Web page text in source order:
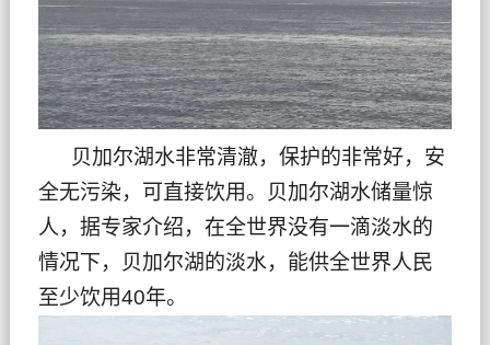
贝加尔湖水非常清澈，保护的非常好，安
全无污染，可直接饮用。贝加尔湖水储量惊
人，据专家介绍，在全世界没有一滴淡水的
情况下，贝加尔湖的淡水，能供全世界人民
至少饮用40年。